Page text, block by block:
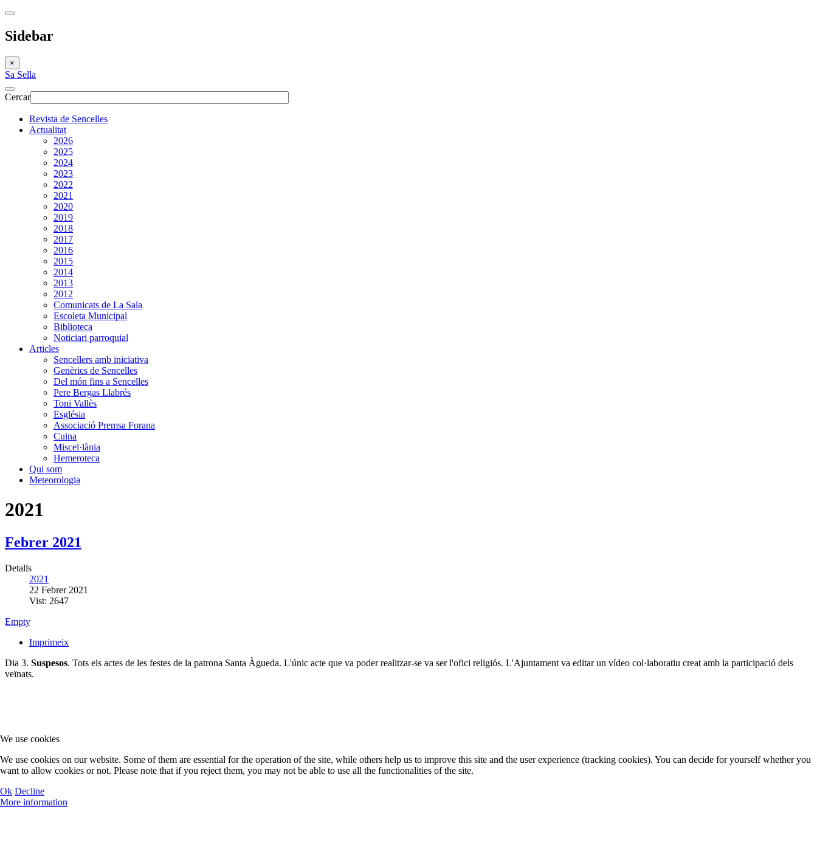
Sidebar
×
Sa Sella
Cercar
Revista de Sencelles
Actualitat
2026
2025
2024
2023
2022
2021
2020
2019
2018
2017
2016
2015
2014
2013
2012
Comunicats de La Sala
Escoleta Municipal
Biblioteca
Noticiari parroquial
Articles
Sencellers amb iniciativa
Genèrics de Sencelles
Del món fins a Sencelles
Pere Bergas Llabrés
Toni Vallès
Església
Associació Premsa Forana
Cuina
Miscel·lània
Hemeroteca
Qui som
Meteorologia
2021
Febrer 2021
Detalls
2021
22 Febrer 2021
Vist: 2647
Empty
Imprimeix
Dia 3. Suspesos. Tots els actes de les festes de la patrona Santa Àgueda. L'únic acte que va poder realitzar-se va ser l'ofici religiós. L'Ajuntament va editar un vídeo col·laboratiu creat amb la participació dels
veïnats.
We use cookies
We use cookies on our website. Some of them are essential for the operation of the site, while others help us to improve this site and the user experience (tracking cookies). You can decide for yourself whether you
want to allow cookies or not. Please note that if you reject them, you may not be able to use all the functionalities of the site.
Ok Decline
More information